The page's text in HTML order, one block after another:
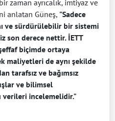
zaman ayrıcalık, imtiyaz ve
anlatan Güneş, "Sadece
ve sürdürülebilir bir sistemi
son derece nettir. İETT
biçimde ortaya
maliyetleri de aynı şekilde
tarafsız ve bağımsız
ve bilimsel
incelemelidir."